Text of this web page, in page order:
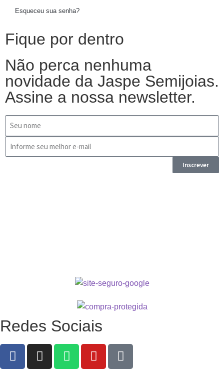
Esqueceu sua senha?
Fique por dentro
Não perca nenhuma
novidade da Jaspe Semijoias.
Assine a nossa newsletter.
Inscrever
Redes Sociais